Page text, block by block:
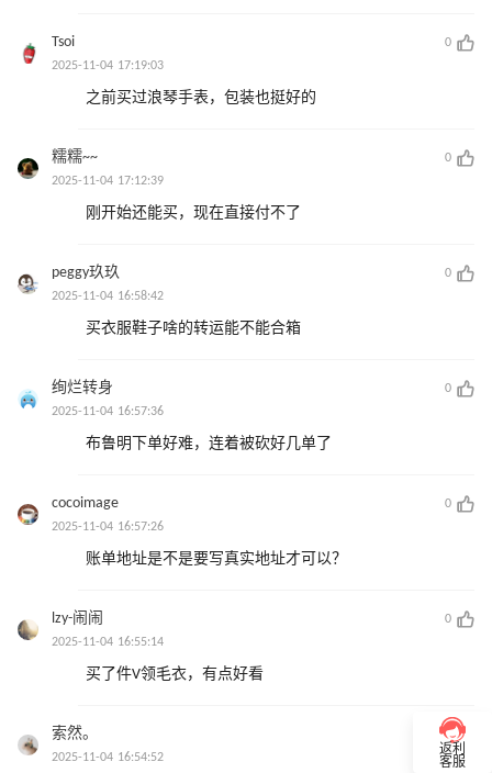
Tsoi
0
2025-11-04 17:19:03
之前买过浪琴手表，包装也挺好的
糯糯~~
0
2025-11-04 17:12:39
刚开始还能买，现在直接付不了
peggy玖玖
0
2025-11-04 16:58:42
买衣服鞋子啥的转运能不能合箱
绚烂转身
0
2025-11-04 16:57:36
布鲁明下单好难，连着被砍好几单了
cocoimage
0
2025-11-04 16:57:26
账单地址是不是要写真实地址才可以？
lzy-闹闹
0
2025-11-04 16:55:14
买了件V领毛衣，有点好看
索然。
0
2025-11-04 16:54:52
返利
客服